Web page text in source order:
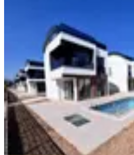
Havuzlu Kiralık
Serik, Kadriye
4+1· 160 m²·
60.000 ₺70.000 ₺
Agas Gayrimenkul İnşaat Ltd. Şti.